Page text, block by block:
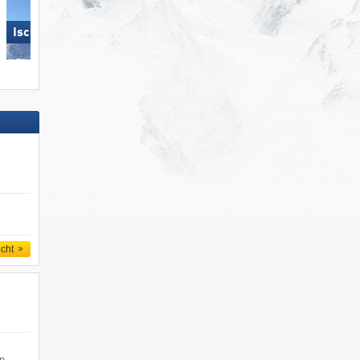
Ischgl Arosa Lenzerheide